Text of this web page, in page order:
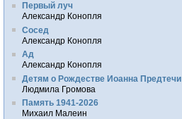
Первый луч
Александр Конопля
Сосед
Александр Конопля
Ад
Александр Конопля
Детям о Рождестве Иоанна Предтечи
Людмила Громова
Память 1941-2026
Михаил Малеин